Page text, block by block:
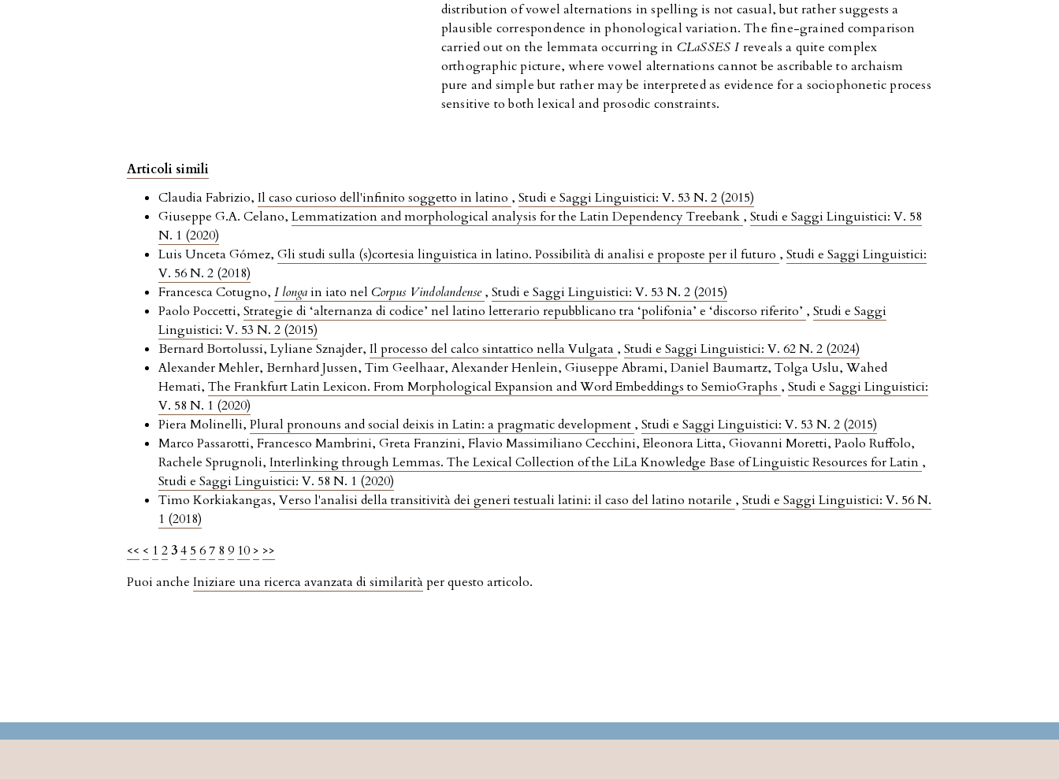
distribution of vowel alternations in spelling is not casual, but rather suggests a
plausible correspondence in phonological variation. The fine-grained comparison
carried out on the lemmata occurring in CLaSSES Ireveals a quite complex
orthographic picture, where vowel alternations cannot be ascribable to archaism
pure and simple but rather may be interpreted as evidence for a sociophonetic process
sensitive to both lexical and prosodic constraints.
Articoli simili
Claudia Fabrizio,Il caso curioso dell'infinito soggetto in latino ,Studi e Saggi Linguistici: V. 53 N. 2 (2015)
Giuseppe G.A. Celano,Lemmatization and morphological analysis for the Latin Dependency Treebank ,Studi e Saggi Linguistici: V. 58
N. 1 (2020)
Luis Unceta Gómez,Gli studi sulla (s)cortesia linguistica in latino. Possibilità di analisi e proposte per il futuro ,Studi e Saggi Linguistici:
V. 56 N. 2 (2018)
Francesca Cotugno,I longain iato nel Corpus Vindolandense ,Studi e Saggi Linguistici: V. 53 N. 2 (2015)
Paolo Poccetti,Strategie di ‘alternanza di codice’ nel latino letterario repubblicano tra ‘polifonia’ e ‘discorso riferito’ ,Studi e Saggi
Linguistici: V. 53 N. 2 (2015)
Bernard Bortolussi, Lyliane Sznajder,Il processo del calco sintattico nella Vulgata ,Studi e Saggi Linguistici: V. 62 N. 2 (2024)
Alexander Mehler, Bernhard Jussen, Tim Geelhaar, Alexander Henlein, Giuseppe Abrami, Daniel Baumartz, Tolga Uslu, Wahed
Hemati,The Frankfurt Latin Lexicon. From Morphological Expansion and Word Embeddings to SemioGraphs ,Studi e Saggi Linguistici:
V. 58 N. 1 (2020)
Piera Molinelli,Plural pronouns and social deixis in Latin: a pragmatic development ,Studi e Saggi Linguistici: V. 53 N. 2 (2015)
Marco Passarotti, Francesco Mambrini, Greta Franzini, Flavio Massimiliano Cecchini, Eleonora Litta, Giovanni Moretti, Paolo Ruffolo,
Rachele Sprugnoli,Interlinking through Lemmas. The Lexical Collection of the LiLa Knowledge Base of Linguistic Resources for Latin ,
Studi e Saggi Linguistici: V. 58 N. 1 (2020)
Timo Korkiakangas,Verso l'analisi della transitività dei generi testuali latini: il caso del latino notarile ,Studi e Saggi Linguistici: V. 56 N.
1 (2018)
<< < 1 234 5 67 8 9 10 > >>
Puoi ancheIniziare una ricerca avanzata di similarità per questo articolo.